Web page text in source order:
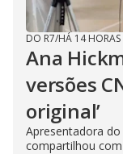
DO R7/HÁ 14 HORAS
Ana
versões
original’
Apresentadora
compartilhou